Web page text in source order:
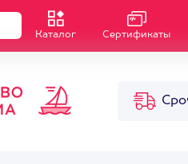
Каталог Сертификаты